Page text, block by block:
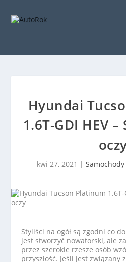
Hyundai
1.6T-GDI HEV
kwi 27, 2021 |
Styliści na ogół są zgodni co
jest stworzyć nowatorski, ale
przez szerokie rzesze osób
przyszłość. Jeśli jest związany